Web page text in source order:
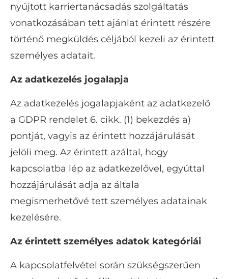
nyújtott karriertanácsadás szolgáltatás
vonatkozásában tett ajánlat érintett részére
történő megküldés céljából kezeli az érintett
személyes adatait.
Az adatkezelés jogalapja
Az adatkezelés jogalapjaként az adatkezelő
a GDPR rendelet 6. cikk. (1) bekezdés a)
pontját, vagyis az érintett hozzájárulását
jelöli meg. Az érintett azáltal, hogy
kapcsolatba lép az adatkezelővel, egyúttal
hozzájárulását adja az általa
megismerhetővé tett személyes adatainak
kezelésére.
Az érintett személyes adatok kategóriái
A kapcsolatfelvétel során szükségszerűen